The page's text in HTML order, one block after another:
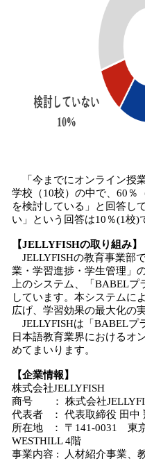
「今までにオンライン授
学校（10校）の中で、60％
を検討している」と回答し
い」という回答は10％(1校)
【JELLYFISHの取り組み】
JELLYFISHの教育事業部
業・学習進捗・学生管理」
上のシステム、「BABEL
しています。本システムに
広げ、学習効果の最大化の
JELLYFISHは「BABELプ
日本語教育業界におけるオ
めてまいります。
【企業情報】
株式会社JELLYFISH
商号 ： 株式会社
代表者 ： 代表取締役 田中
所在地 ： 〒141-0031 東
WESTHILL 4階
事業内容 : 人材紹介事業、